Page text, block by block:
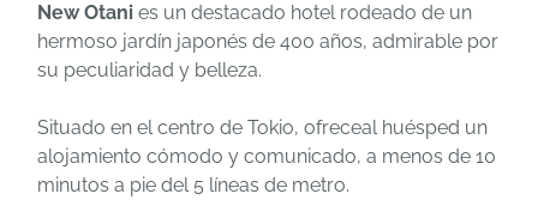
New Otani es un destacado hotel rodeado de un
hermoso jardín japonés de 400 años, admirable por
su peculiaridad y belleza.
Situado en el centro de Tokio, ofreceal huésped un
alojamiento cómodo y comunicado, a menos de 10
minutos a pie del 5 líneas de metro.